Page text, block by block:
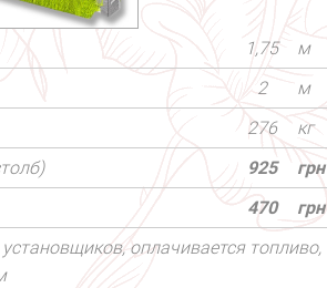
1,75
м
2
м
276
кг
925
грн
470
грн
оплачивается топливо,